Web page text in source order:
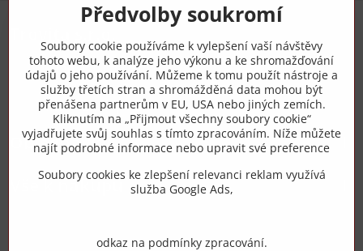
+420 775 973 319
info​@zipzop​.cz
Objednávky
Vše k nákupu
Předvolby soukromí
Soubory cookie používáme k vylepšení vaší návštěvy
tohoto webu, k analýze jeho výkonu a ke shromažďování
údajů o jeho používání. Můžeme k tomu použít nástroje a
služby třetích stran a shromážděná data mohou být
přenášena partnerům v EU, USA nebo jiných zemích.
Kliknutím na „Přijmout všechny soubory cookie“
vyjadřujete svůj souhlas s tímto zpracováním. Níže můžete
najít podrobné informace nebo upravit své preference
Soubory cookies ke zlepšení relevanci reklam využívá
služba Google Ads,
odkaz na podmínky zpracování.